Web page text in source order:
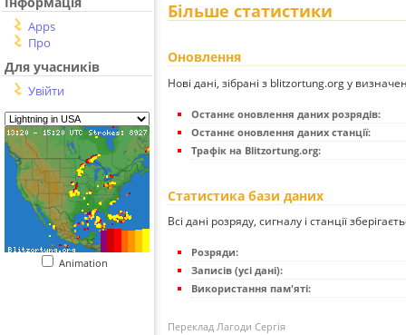
Apps
Про
Для учасників
Увійти
Animation
Більше статистики
Оновлення
Нові дані, зібрані з blitzortung.org у
Останнє оновлення даних розрядів:
Останнє оновлення даних станції:
Трафік на Blitzortung.org:
Статистика бази даних
Всі дані розряду, сигналу і станції
Розряди:
Записів (усі дані):
Використання пам'яті:
Переклад Лагоди Сергія